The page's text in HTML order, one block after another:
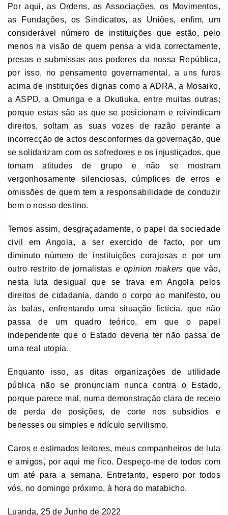
Por aqui, as Ordens, as Associações, os Movimentos,
as Fundações, os Sindicatos, as Uniões, enfim, um
considerável número de instituições que estão, pelo
menos na visão de quem pensa a vida correctamente,
presas e submissas aos poderes da nossa República,
por isso, no pensamento governamental, a uns furos
acima de instituições dignas como a ADRA, a Mosaiko,
a ASPD, a Omunga e a Okutiuka, entre muitas outras;
porque estas são as que se posicionam e reivindicam
direitos, soltam as suas vozes de razão perante a
incorrecção de actos desconformes da governação, que
se solidarizam com os sofredores e os injustiçados, que
tomam atitudes de grupo e não se mostram
vergonhosamente silenciosas, cúmplices de erros e
omissões de quem tem a responsabilidade de conduzir
bem o nosso destino.
Temos assim, desgraçadamente, o papel da sociedade
civil em Angola, a ser exercido de facto, por um
diminuto número de instituições corajosas e por um
outro restrito de jornalistas eopinion makers que vão,
nesta luta desigual que se trava em Angola pelos
direitos de cidadania, dando o corpo ao manifesto, ou
às balas, enfrentando uma situação fictícia, que não
passa de um quadro teórico, em que o papel
independente que o Estado deveria ter não passa de
uma real utopia.
Enquanto isso, as ditas organizações de utilidade
pública não se pronunciam nunca contra o Estado,
porque parece mal, numa demonstração clara de receio
de perda de posições, de corte nos subsídios e
benesses ou simples e ridículo servilismo.
Caros e estimados leitores, meus companheiros de luta
e amigos, por aqui me fico. Despeço-me de todos com
um até para a semana. Entretanto, espero por todos
vós, no domingo próximo, à hora do matabicho.
Luanda, 25 de Junho de 2022